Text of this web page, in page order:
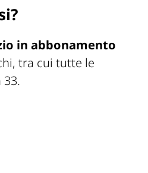
in abbonamento
tra cui tutte le